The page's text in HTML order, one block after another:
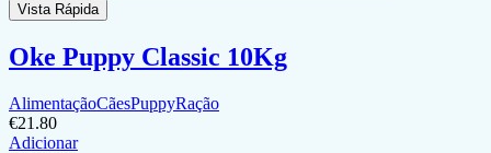
Vista Rápida
Oke Puppy Classic 10Kg
AlimentaçãoCãesPuppyRação
€21.80
Adicionar